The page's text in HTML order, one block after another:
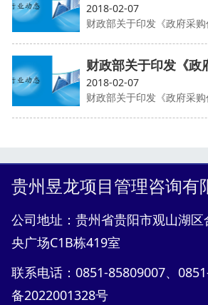
2018-02-07
2018-02-07
贵州昱龙项目管理咨询有
公司地址：贵州省贵阳市观山湖
央广场C1B栋419室
联系电话：0851-85809007、
备2022001328号